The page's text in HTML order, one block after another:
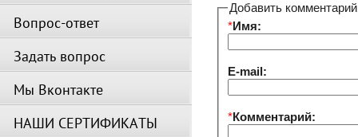
Добавить комментарий
*Имя:
E-mail:
*Комментарий:
Вопрос-ответ
Задать вопрос
Мы Вконтакте
НАШИ СЕРТИФИКАТЫ